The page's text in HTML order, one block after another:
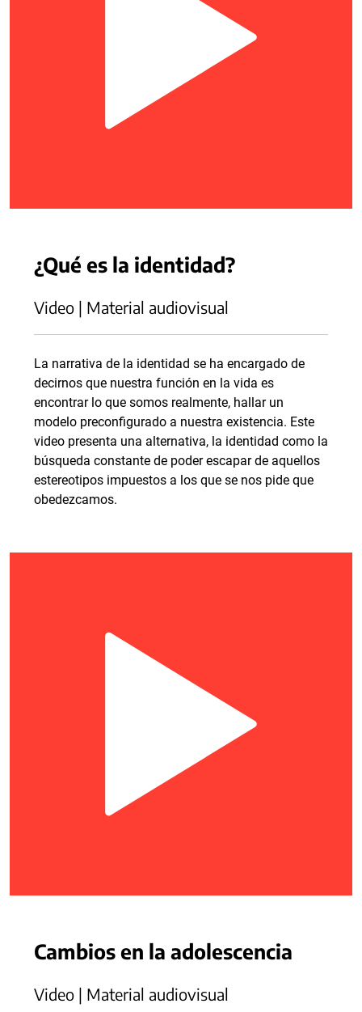
¿Qué es la identidad?
Video | Material audiovisual
La narrativa de la identidad se ha encargado de
decirnos que nuestra función en la vida es
encontrar lo que somos realmente, hallar un
modelo preconfigurado a nuestra existencia. Este
video presenta una alternativa, la identidad como la
búsqueda constante de poder escapar de aquellos
estereotipos impuestos a los que se nos pide que
obedezcamos.
Cambios en la adolescencia
Video | Material audiovisual